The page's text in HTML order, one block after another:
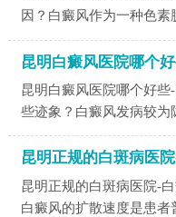
因？白癜风作为一种色
昆明白癜风医院哪个
昆明白癜风医院哪个好
些迹象？白癜风发病较为
昆明正规的白斑病医
昆明正规的白斑病医院-
白癜风的扩散速度是患